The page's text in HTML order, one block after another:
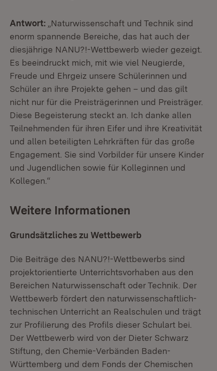
Antwort: „Naturwissenschaft und Technik sind
enorm spannende Bereiche, das hat auch der
diesjährige NANU?!-Wettbewerb wieder gezeigt.
Es beeindruckt mich, mit wie viel Neugierde,
Freude und Ehrgeiz unsere Schülerinnen und
Schüler an ihre Projekte gehen – und das gilt
nicht nur für die Preisträgerinnen und Preisträger.
Diese Begeisterung steckt an. Ich danke allen
Teilnehmenden für ihren Eifer und ihre Kreativität
und allen beteiligten Lehrkräften für das große
Engagement. Sie sind Vorbilder für unsere Kinder
und Jugendlichen sowie für Kolleginnen und
Kollegen.“
Weitere Informationen
Grundsätzliches zu Wettbewerb
Die Beiträge des NANU?!-Wettbewerbs sind
projektorientierte Unterrichtsvorhaben aus den
Bereichen Naturwissenschaft oder Technik. Der
Wettbewerb fördert den naturwissenschaftlich-
technischen Unterricht an Realschulen und trägt
zur Profilierung des Profils dieser Schulart bei.
Der Wettbewerb wird von der Dieter Schwarz
Stiftung, den Chemie-Verbänden Baden-
Württemberg und dem Fonds der Chemischen